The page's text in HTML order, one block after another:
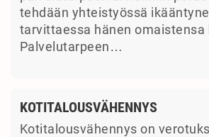
tehdään yhteistyössä
tarvittaessa hänen omaistensa
Palvelutarpeen…
KOTITALOUSVÄHENNYS
Kotitalousvähennys on